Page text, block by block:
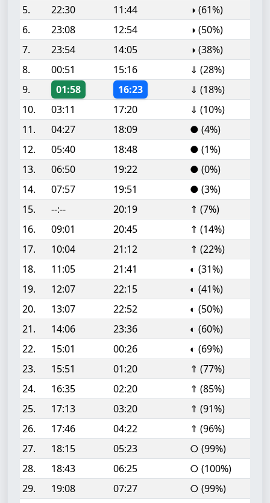
5.
22:30 11:44
◑ (61%)
6.
23:08 12:54
◑ (50%)
7.
23:54 14:05
◑ (38%)
8.
00:51 15:16
⇓ (28%)
9.
01:58 16:23
⇓ (18%)
10.
03:11 17:20
⇓ (10%)
11.
04:27 18:09
● (4%)
12.
05:40 18:48
● (1%)
13.
06:50 19:22
● (0%)
14.
07:57 19:51
● (3%)
15.
--:-- 20:19
⇑ (7%)
16.
09:01 20:45
⇑ (14%)
17.
10:04 21:12
⇑ (22%)
18.
11:05 21:41
◐ (31%)
19.
12:07 22:15
◐ (41%)
20.
13:07 22:52
◐ (50%)
21.
14:06 23:36
◐ (60%)
22.
15:01 00:26
◐ (69%)
23.
15:51 01:20
⇑ (77%)
24.
16:35 02:20
⇑ (85%)
25.
17:13 03:20
⇑ (91%)
26.
17:46 04:22
⇑ (96%)
27.
18:15 05:23
○ (99%)
28.
18:43 06:25
○ (100%)
29.
19:08 07:27
○ (99%)